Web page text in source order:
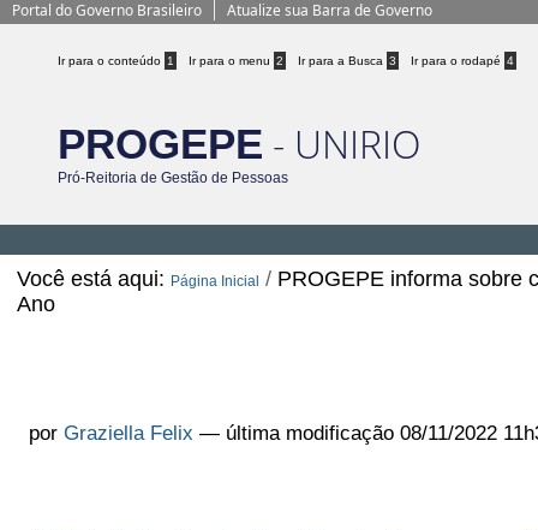
Portal do Governo Brasileiro Atualize sua Barra de Governo
Ir para o conteúdo 1 Ir para o menu 2 Ir para a Busca 3 Ir para o rodapé 4
PROGEPE - UNIRIO
Pró-Reitoria de Gestão de Pessoas
Você está aqui: Página Inicial / PROGEPE informa sobre
Ano
porGraziella Felix — última modificação 08/11/2022